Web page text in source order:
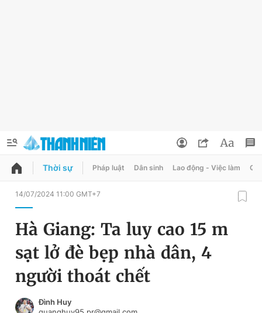
QUẢNG CÁO
Chuyên mục
Chuyên mục khác
Chào ngày mới
Đổi mật khẩu
Tin đã lưu
Tin đã xem
Thời sự Pháp luật Dân sinh Lao động - Việc làm
14/07/2024 11:00 GMT+7
Hà Giang: Ta luy cao 15 m
sạt lở đè bẹp nhà dân, 4
người thoát chết
Đình Huy